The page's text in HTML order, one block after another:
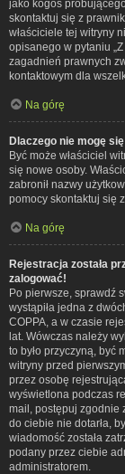
jako kogoś
skontaktuj się z
właściciele tej witryny
opisanego w pytaniu
zagadnień prawnych
kontaktowym dla
Na górę
Dlaczego nie mogę
Być może właściciel
się nowe osoby.
zabronił nazwy
pomocy skontaktuj się
Na górę
Rejestracja została
zalogować!
Po pierwsze, sprawdź
wystąpiła jedna z
COPPA, a w czasie
lat. Wówczas należy
to było przyczyną, być
witryny przed
przez osobę
wyświetlona podczas
mail, postępuj zgodnie
do ciebie nie dotarła,
wiadomość została
podany przez ciebie
administratorem.